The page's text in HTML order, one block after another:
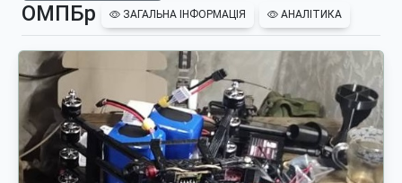
ОМПБр
ЗАГАЛЬНА ІНФОРМАЦІЯ АНАЛІТИКА